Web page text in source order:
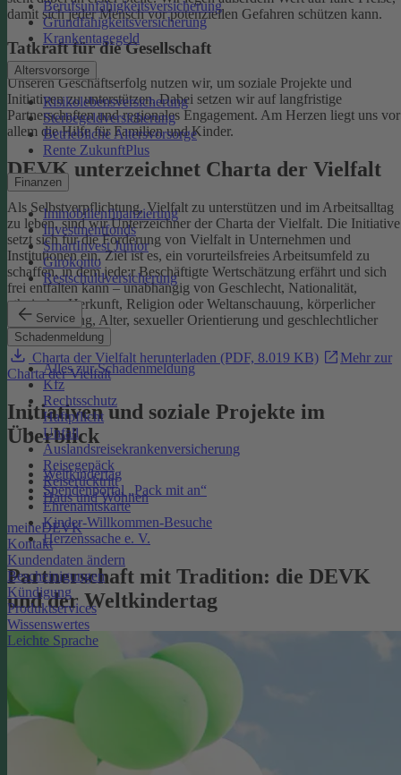
Berufsunfähigkeitsversicherung
Grundfähigkeitsversicherung
Krankentagegeld
Altersvorsorge
Risikolebensversicherung
Sterbegeldversicherung
Betriebliche Altersvorsorge
Rente ZukunftPlus
Finanzen
Immobilienfinanzierung
Investmentfonds
SmartInvest Junior
Girokonto
Restschuldversicherung
Service
Schadenmeldung
Alles zur Schadenmeldung
Kfz
Rechtsschutz
Haftpflicht
Unfall
Auslandsreisekrankenversicherung
Reisegepäck
Reiserücktritt
Haus und Wohnen
meineDEVK
Kontakt
Kundendaten ändern
Bescheinigungen
Kündigung
Produktservices
Wissenswertes
Leichte Sprache
damit sich jeder Mensch vor potenziellen Gefahren schützen kann.
Tatkraft für die Gesellschaft
Unseren Geschäftserfolg nutzen wir, um soziale Projekte und
Initiativen zu unterstützen. Dabei setzen wir auf langfristige
Partnerschaften und regionales Engagement. Am Herzen liegt uns vor
allem die Hilfe für Familien und Kinder.
DEVK unterzeichnet Charta der Vielfalt
Als Selbstverpflichtung, Vielfalt zu unterstützen und im Arbeitsalltag
zu leben, sind wir Unterzeichner der Charta der Vielfalt. Die Initiative
setzt sich für die Förderung von Vielfalt in Unternehmen und
Institutionen ein.Ziel ist es, ein vorurteilsfreies Arbeitsumfeld zu
schaffen, in dem jede:r Beschäftigte Wertschätzung erfährt und sich
frei entfalten kann – unabhängig von Geschlecht, Nationalität,
ethnischer Herkunft, Religion oder Weltanschauung, körperlicher
Einschränkung, Alter, sexueller Orientierung und geschlechtlicher
Identität.
Charta der Vielfalt herunterladen (PDF, 8.019 KB)
Mehr zur
Charta der Vielfalt
Initiativen und soziale Projekte im
Überblick
Weltkindertag
Spendenportal „Pack mit an“
Ehrenamtskarte
Kinder-Willkommen-Besuche
Herzenssache e. V.
Partnerschaft mit Tradition: die DEVK
und der Weltkindertag